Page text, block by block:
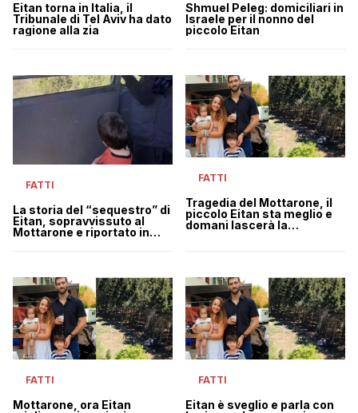
Eitan torna in Italia, il
Tribunale di Tel Aviv ha dato
ragione alla zia
Shmuel Peleg: domiciliari in
Israele per il nonno del
piccolo Eitan
FATTI
La storia del “sequestro” di
Eitan, sopravvissuto al
Mottarone e riportato in
FATTI
Tragedia del Mottarone, il
piccolo Eitan sta meglio e
domani lascerà la
FATTI
Mottarone, ora Eitan
FATTI
Eitan è sveglio e parla con